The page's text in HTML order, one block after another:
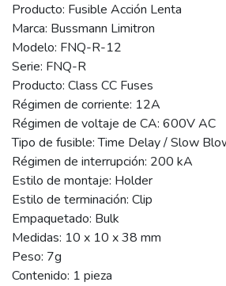
Producto: Fusible Acción Lenta
Marca: Bussmann Limitron
Modelo: FNQ-R-12
Serie: FNQ-R
Producto: Class CC Fuses
Régimen de corriente: 12A
Régimen de voltaje de CA: 600V AC
Tipo de fusible: Time Delay / Slow
Régimen de interrupción: 200 kA
Estilo de montaje: Holder
Estilo de terminación: Clip
Empaquetado: Bulk
Medidas: 10 x 10 x 38 mm
Peso: 7g
Contenido: 1 pieza